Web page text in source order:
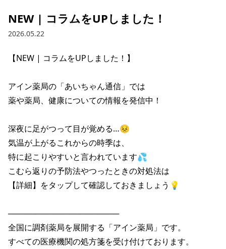
NEW | コラムをUPしました！
2026.05.22
【NEW | コラムをUPしました！】
アイン薬局の「あいちゃん通信」では
薬や薬局、健康についての情報を発信中！
深夜に足がつって目が覚める…😣
気温が上がるこれからの時季は、
特に起こりやすいと言われています💦
こむら返りの予防法やつったときの対処法は
【詳細】をタップして確認しておきましょう💡
────────────────────
全国に調剤薬局を展開する「アイン薬局」です。
すべての医療機関の処方箋を受け付けております。